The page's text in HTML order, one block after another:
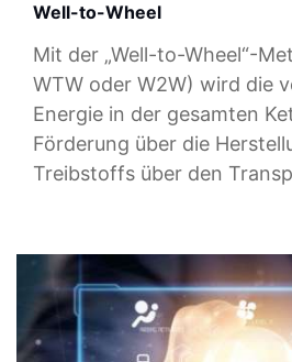
Well-to-Wheel
Mit der „Well-to-Wheel“-
WTW oder W2W) wird die
Energie in der gesamten
Förderung über die
Treibstoffs über den